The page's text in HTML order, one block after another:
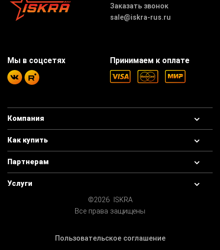
Заказать звонок
sale@iskra-rus.ru
Компания
Как купить
Партнерам
Услуги
©2026 ISKRA
Все права защищены
Пользовательское соглашение
Принимаем к оплате
Мы в соцсетях